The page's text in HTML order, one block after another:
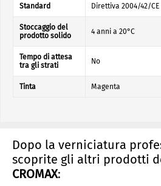
Standard Direttiva 2004/42/CE
Stoccaggio del
prodotto solido
4 anni a 20°C
Tempo di attesa
tra gli strati
No
Tinta Magenta
Dopo la verniciatura
scoprite gli altri prodotti
CROMAX: